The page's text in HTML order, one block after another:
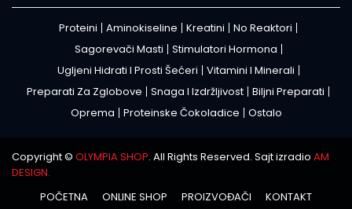
Proteini Aminokiseline Kreatini
No Reaktori
Sagorevači Masti
Stimulatori Hormona
Ugljeni Hidrati I Prosti Šećeri
Vitamini I Minerali
Preparati Za Zglobove
Snaga I Izdržljivost Biljni Preparati
Oprema
Proteinske Čokoladice Ostalo
Copyright © OLYMPIA SHOP. All Rights Reserved. Sajt izradio AM
DESIGN.
POČETNA
ONLINE SHOP PROIZVOĐAČI KONTAKT